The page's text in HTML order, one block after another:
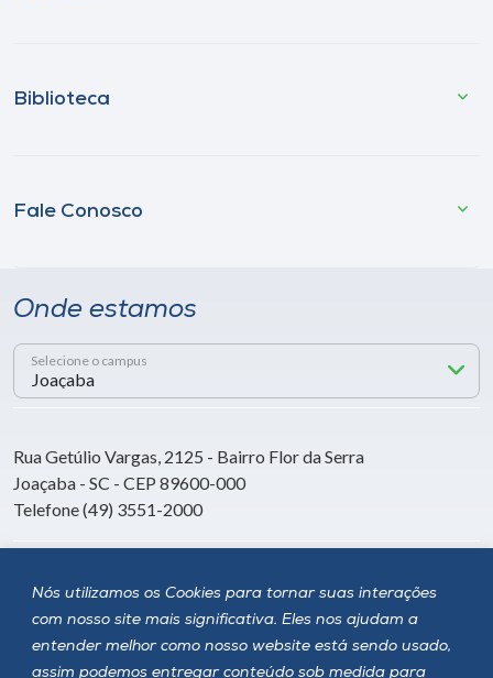
Nós utilizamos os Cookies para tornar suas interações
com nosso site mais significativa. Eles nos ajudam a
entender melhor como nosso website está sendo usado,
assim podemos entregar conteúdo sob medida para
Biblioteca
Fale Conosco
Onde estamos
Selecione o campus
Rua Getúlio Vargas, 2125 - Bairro Flor da Serra
Joaçaba - SC - CEP 89600-000
Telefone (49) 3551-2000
Siga a Unoesc